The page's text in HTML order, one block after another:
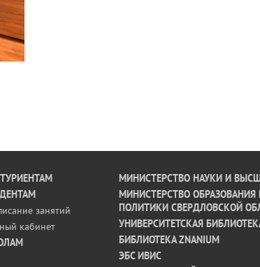
занятий
кабинет
МИНИСТЕРСТВО НАУКИ И
МИНИСТЕРСТВО
ПОЛИТИКИ СВЕРДЛОВСКОЙ
УНИВЕРСИТЕТСКАЯ
БИБЛИОТЕКА ZNANIUM
ЭБС ИВИС